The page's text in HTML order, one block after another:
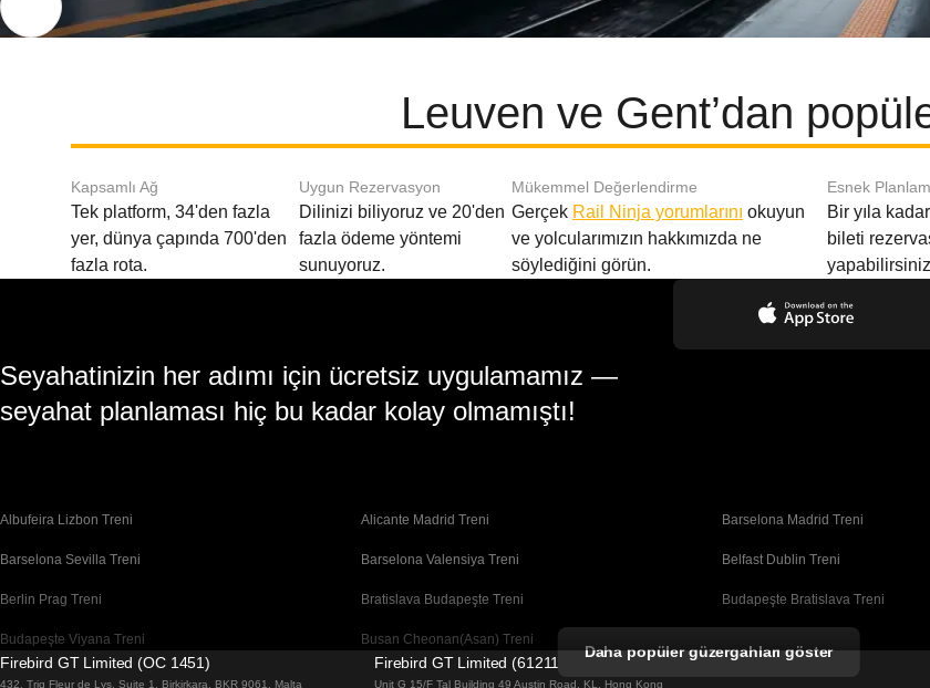
Leuven ve Gent’dan
Kapsamlı Ağ
Tek platform, 34'den fazla
yer, dünya çapında 700'den
fazla rota.
Uygun Rezervasyon
Dilinizi biliyoruz ve 20'den
fazla ödeme yöntemi
sunuyoruz.
Mükemmel Değerlendirme
Gerçek Rail Ninja yorumlarını okuyun
ve yolcularımızın hakkımızda ne
söylediğini görün.
Esnek
Bir yıla
bileti
Seyahatinizin her adımı için ücretsiz uygulamamız —
seyahat planlaması hiç bu kadar kolay olmamıştı!
Albufeira Lizbon Treni Alicante Madrid Treni Barselona Madrid Treni
Barselona Sevilla Treni Barselona Valensiya Treni Belfast Dublin Treni
Berlin Prag Treni Bratislava Budapeşte Treni Budapeşte Bratislava Treni
Budapeşte Viyana Treni Busan Cheonan(Asan) Treni
Cheonan(Asan) Busan Treni Coimbra Lizbon Treni
Daha popüler güzergahları göster
Firebird GT Limited (OC 1451)
432, Triq Fleur de Lys, Suite 1, Birkirkara, BKR 9061, Malta
Firebird GT Limited (61211989)
Unit G 15/F Tal Building 49 Austin Road, KL, Hong Kong